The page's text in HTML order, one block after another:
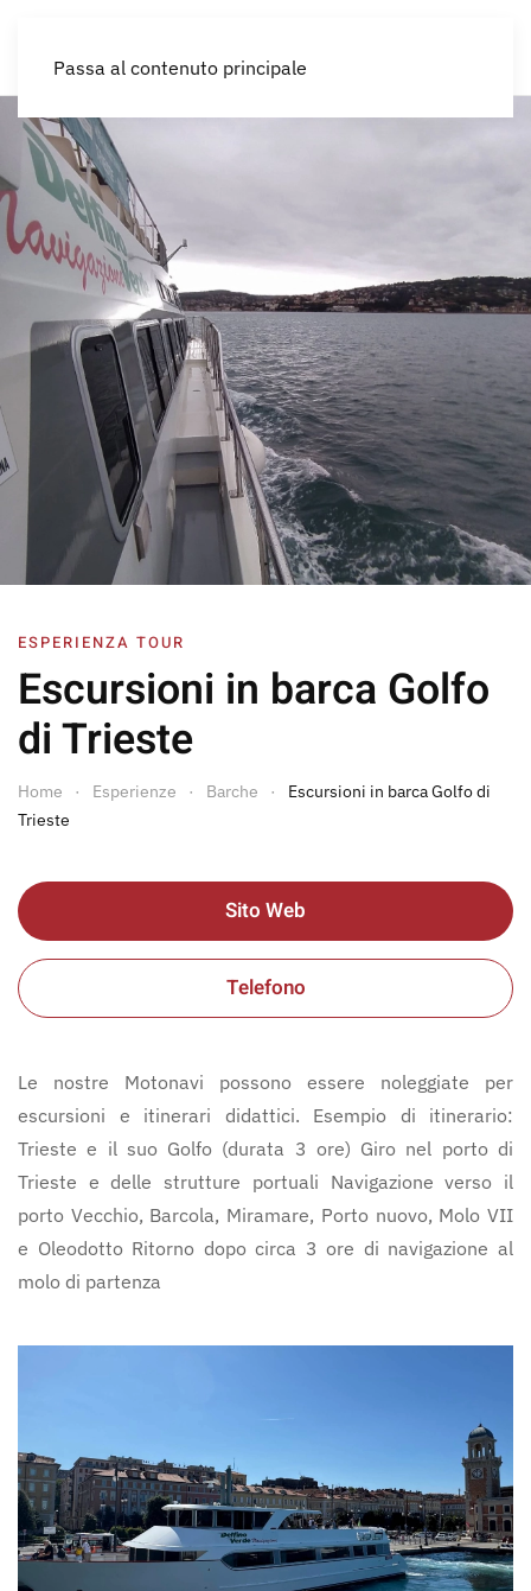
Passa al contenuto principale
ESPERIENZA TOUR
Escursioni in barca Golfo
di Trieste
Home Esperienze Barche
Escursioni in barca Golfo di
Trieste
Sito Web
Telefono
Le nostre Motonavi possono essere noleggiate per
escursioni e itinerari didattici. Esempio di itinerario:
Trieste e il suo Golfo (durata 3 ore) Giro nel porto di
Trieste e delle strutture portuali Navigazione verso il
porto Vecchio, Barcola, Miramare, Porto nuovo, Molo VII
e Oleodotto Ritorno dopo circa 3 ore di navigazione al
molo di partenza